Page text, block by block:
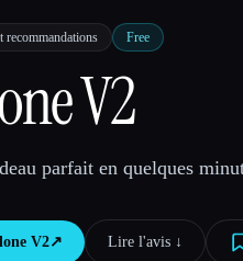
recommandations Free
V2
parfait en quelques
V2↗︎ Lire l'avis ↓︎